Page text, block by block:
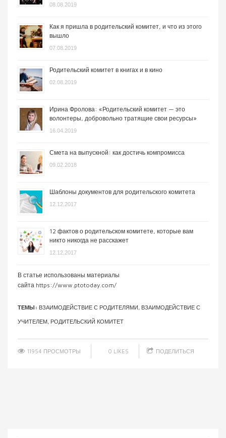
08.08.2019
Как я пришла в родительский комитет, и что из этого
вышло
07.08.2019
Родительский комитет в книгах и в кино
02.08.2019
Ирина Фролова: «Родительский комитет — это
волонтеры, добровольно тратящие свои ресурсы»
16.04.2019
Смета на выпускной: как достичь компромисса
09.02.2018
Шаблоны документов для родительского комитета
12.12.2017
12 фактов о родительском комитете, которые вам
никто никогда не расскажет
12.12.2017
В статье использованы материалы
сайта https://www.ptotoday.com/
ТЕМЫ: ВЗАИМОДЕЙСТВИЕ С РОДИТЕЛЯМИ ВЗАИМОДЕЙСТВИЕ С
УЧИТЕЛЕМ РОДИТЕЛЬСКИЙ КОМИТЕТ
11954 ПРОСМОТРЫ 0 LIKES ПОДЕЛИТЬСЯ